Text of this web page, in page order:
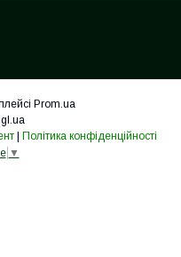
Prom.ua
Політика конфіденційності
▼